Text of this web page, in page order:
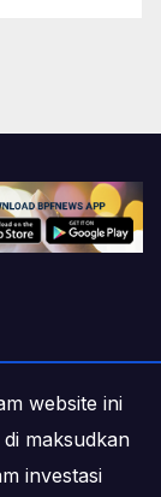
website ini
maksudkan
investasi